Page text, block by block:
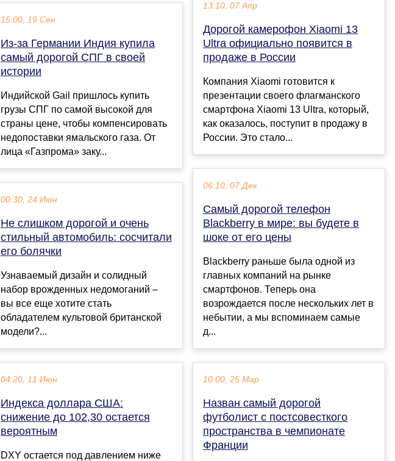
15:00, 19 Сен
Из-за Германии Индия купила
самый дорогой СПГ в своей
истории
Индийской Gail пришлось купить
грузы СПГ по самой высокой для
страны цене, чтобы компенсировать
недопоставки ямальского газа. От
лица «Газпрома» заку...
00:30, 24 Июн
Не слишком дорогой и очень
стильный автомобиль: сосчитали
его болячки
Узнаваемый дизайн и солидный
набор врожденных недомоганий –
вы все еще хотите стать
обладателем культовой британской
модели?...
04:20, 11 Июн
Индекса доллара США:
снижение до 102,30 остается
вероятным
DXY остается под давлением ниже
13:10, 07 Апр
Дорогой камерофон Xiaomi 13
Ultra официально появится в
продаже в России
Компания Xiaomi готовится к
презентации своего флагманского
смартфона Xiaomi 13 Ultra, который,
как оказалось, поступит в продажу в
России. Это стало...
06:10, 07 Дек
Самый дорогой телефон
Blackberry в мире: вы будете в
шоке от его цены
Blackberry раньше была одной из
главных компаний на рынке
смартфонов. Теперь она
возрождается после нескольких лет в
небытии, а мы вспоминаем самые
д...
10:00, 25 Мар
Назван самый дорогой
футболист с постсовесткого
пространства в чемпионате
Франции